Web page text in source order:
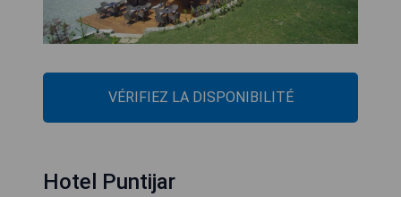
VÉRIFIEZ LA DISPONIBILITÉ
Hotel Puntijar